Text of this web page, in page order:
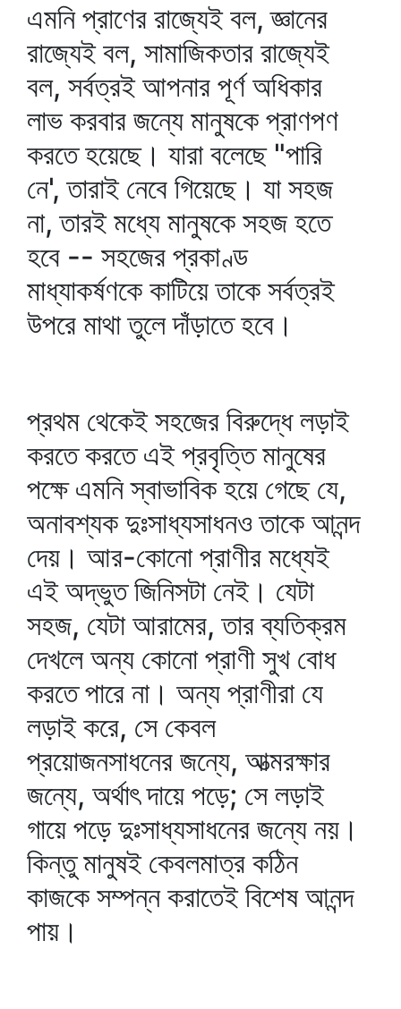
এমনি প্রাণের রাজ্যেই বল, জ্ঞানের
রাজ্যেই বল, সামাজিকতার রাজ্যেই
বল, সর্বত্রই আপনার পূর্ণ অধিকার
লাভ করবার জন্যে মানুষকে প্রাণপণ
করতে হয়েছে। যারা বলেছে "পারি
নে', তারাই নেবে গিয়েছে। যা সহজ
না, তারই মধ্যে মানুষকে সহজ হতে
হবে -- সহজের প্রকাণ্ড
মাধ্যাকর্ষণকে কাটিয়ে তাকে সর্বত্রই
উপরে মাথা তুলে দাঁড়াতে হবে।
প্রথম থেকেই সহজের বিরুদ্ধে লড়াই
করতে করতে এই প্রবৃত্তি মানুষের
পক্ষে এমনি স্বাভাবিক হয়ে গেছে যে,
অনাবশ্যক দুঃসাধ্যসাধনও তাকে আনন্দ
দেয়। আর-কোনো প্রাণীর মধ্যেই
এই অদ্ভুত জিনিসটা নেই। যেটা
সহজ, যেটা আরামের, তার ব্যতিক্রম
দেখলে অন্য কোনো প্রাণী সুখ বোধ
করতে পারে না। অন্য প্রাণীরা যে
লড়াই করে, সে কেবল
প্রয়োজনসাধনের জন্যে, আত্মরক্ষার
জন্যে, অর্থাৎ দায়ে পড়ে; সে লড়াই
গায়ে পড়ে দুঃসাধ্যসাধনের জন্যে নয়।
কিন্তু মানুষই কেবলমাত্র কঠিন
কাজকে সম্পন্ন করাতেই বিশেষ আনন্দ
পায়।